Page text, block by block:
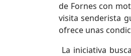
de Fornes con
visita senderista
ofrece unas
La iniciativa